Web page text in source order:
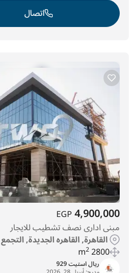
اتصال
4,900,000
EGP
مبنى ادارى نصف تشطيب للايجار
القاهرة, القاهره الجديدة,
2800 m
2
ريال استيت 929